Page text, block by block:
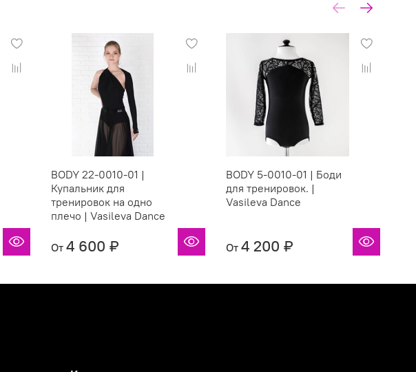
BODY 22-0010-01 |
Купальник для
тренировок на одно
плечо | Vasileva Dance
От 4 600 ₽
BODY 5-0010-01 | Боди
для тренировок. |
Vasileva Dance
От 4 200 ₽